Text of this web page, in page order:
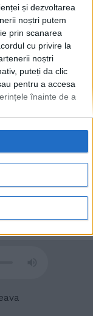
și dezvoltarea
noștri putem
prin scanarea
cu privire la
noștri
puteți da clic
pentru a accesa
înainte de a
la acest site
partea de jos a